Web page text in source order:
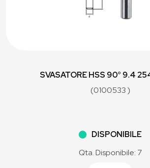
SVASATORE HSS 90° 9.4
(0100533 )
DISPONIBILE
Qta. Disponibile: 7